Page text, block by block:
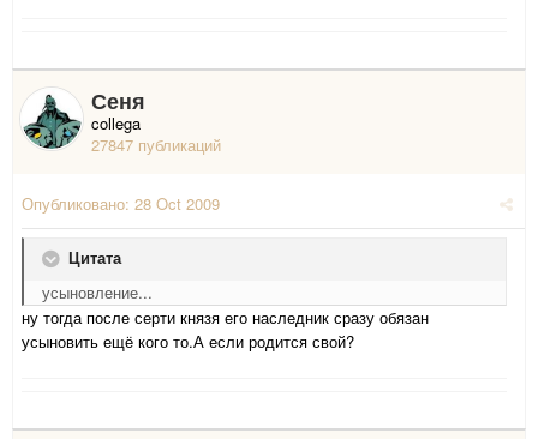
Сеня
collega
27847 публикаций
Опубликовано: 28 Oct 2009
Цитата
усыновление...
ну тогда после серти князя его наследник сразу обязан
усыновить ещё кого то.А если родится свой?